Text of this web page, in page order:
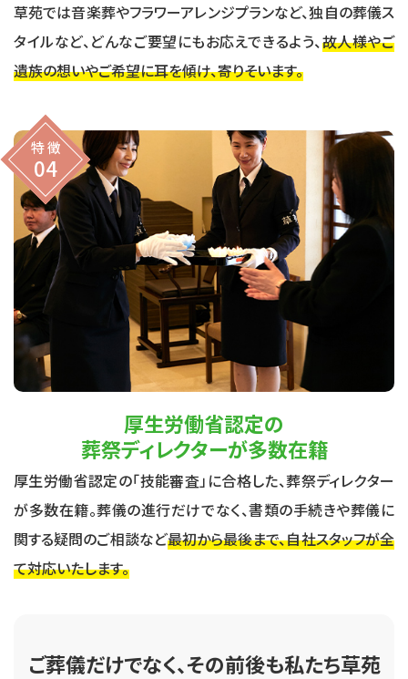
草苑では音楽葬やフラワーアレンジプランなど、独自の葬儀ス
タイルなど、どんなご要望にもお応えできるよう、故人様やご
遺族の想いやご希望に耳を傾け、寄りそいます。
特 徴
04
厚生労働省認定の
葬祭ディレクターが多数在籍
厚生労働省認定の「技能審査」に合格した、葬祭ディレクター
が多数在籍。葬儀の進行だけでなく、書類の手続きや葬儀に
関する疑問のご相談など最初から最後まで、自社スタッフが全
て対応いたします。
ご葬儀だけでなく、その前後も私たち草苑